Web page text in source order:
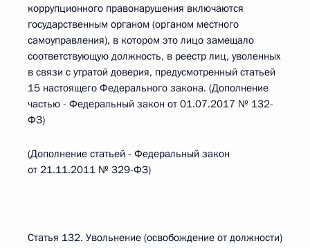
коррупционного правонарушения включаются
государственным органом (органом местного
самоуправления), в котором это лицо замещало
соответствующую должность, в реестр лиц, уволенных
в связи с утратой доверия, предусмотренный статьей
15 настоящего Федерального закона. (Дополнение
частью - Федеральный закон от 01.07.2017 № 132-
ФЗ)
(Дополнение статьей - Федеральный закон
от 21.11.2011 № 329-ФЗ)
Статья 132. Увольнение (освобождение от должности)